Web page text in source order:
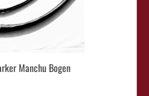
Manchu Bogen